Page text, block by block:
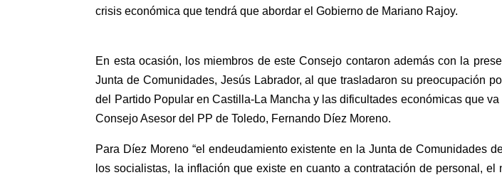
crisis económica que tendrá que abordar el Gobierno de Mariano Rajoy.
En esta ocasión, los miembros de este Consejo contaron además con la
Junta de Comunidades, Jesús Labrador, al que trasladaron su preocupación
del Partido Popular en Castilla-La Mancha y las dificultades económicas que
Consejo Asesor del PP de Toledo, Fernando Díez Moreno.
Para Díez Moreno “el endeudamiento existente en la Junta de Comunidades
los socialistas, la inflación que existe en cuanto a contratación de personal,